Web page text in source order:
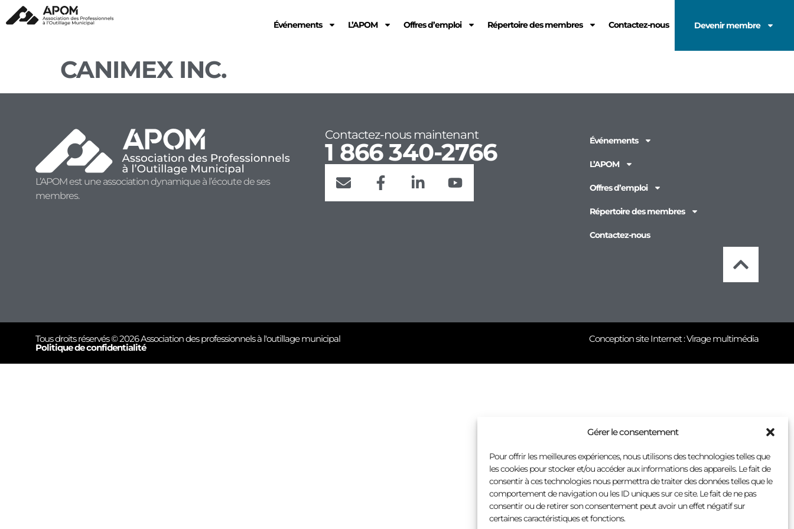
Gérer le consentement
Pour offrir les meilleures expériences, nous utilisons des technologies telles que
les cookies pour stocker et/ou accéder aux informations des appareils. Le fait de
consentir à ces technologies nous permettra de traiter des données telles que le
comportement de navigation ou les ID uniques sur ce site. Le fait de ne pas
consentir ou de retirer son consentement peut avoir un effet négatif sur
certaines caractéristiques et fonctions.
Événements L’APOM Offres d’emploi Répertoire des membres Contactez-nous Devenir membre
CANIMEX INC.
L’APOM est une association dynamique à l’écoute de ses
membres.
Contactez-nous maintenant
1 866 340-2766 Événements
L’APOM
Offres d’emploi
Répertoire des membres
Contactez-nous
Tous droits réservés © 2026 Association des professionnels à l'outillage municipal
Politique de confidentialité
Conception site Internet : Virage multimédia